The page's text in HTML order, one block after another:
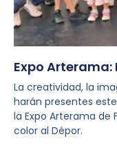
Expo
La creatividad, la
harán presentes
la Expo Arterama de
color al Dépor.